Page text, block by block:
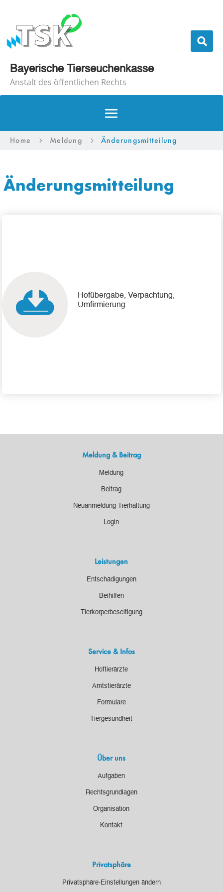
Bayerische Tierseuchenkasse
Anstalt des öffentlichen Rechts
Home 5 Meldung 5 Änderungsmitteilung
Änderungsmitteilung
Hofübergabe, Verpachtung,
Umfirmierung
Meldung & Beitrag
Meldung
Beitrag
Neuanmeldung Tierhaltung
Login
Leistungen
Entschädigungen
Beihilfen
Tierkörperbeseitigung
Service & Infos
Hoftierärzte
Amtstierärzte
Formulare
Tiergesundheit
Über uns
Aufgaben
Rechtsgrundlagen
Organisation
Kontakt
Privatsphäre
Privatsphäre-Einstellungen ändern